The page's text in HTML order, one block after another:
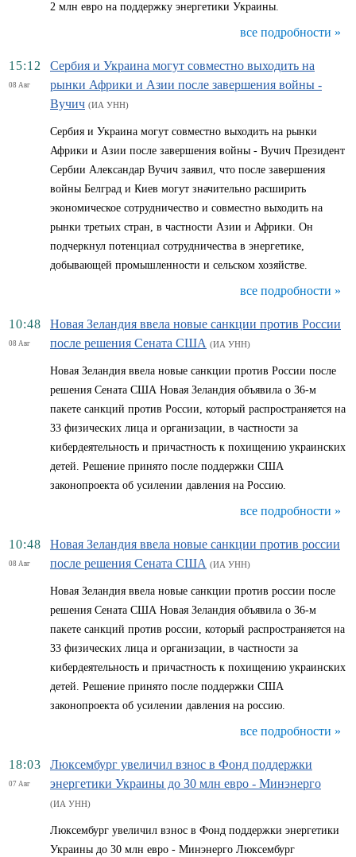
2 млн евро на поддержку энергетики Украины.
все подробности »
15:12
08 Авг
Сербия и Украина могут совместно выходить на
рынки Африки и Азии после завершения войны -
Вучич (ИА УНН)
Сербия и Украина могут совместно выходить на рынки
Африки и Азии после завершения войны - Вучич Президент
Сербии Александар Вучич заявил, что после завершения
войны Белград и Киев могут значительно расширить
экономическое сотрудничество и совместно выходить на
рынки третьих стран, в частности Азии и Африки. Он
подчеркнул потенциал сотрудничества в энергетике,
добывающей промышленности и сельском хозяйстве.
все подробности »
10:48
08 Авг
Новая Зеландия ввела новые санкции против России
после решения Сената США (ИА УНН)
Новая Зеландия ввела новые санкции против России после
решения Сената США Новая Зеландия объявила о 36-м
пакете санкций против России, который распространяется на
33 физических лица и организации, в частности за
кибердеятельность и причастность к похищению украинских
детей. Решение принято после поддержки США
законопроекта об усилении давления на Россию.
все подробности »
10:48
08 Авг
Новая Зеландия ввела новые санкции против россии
после решения Сената США (ИА УНН)
Новая Зеландия ввела новые санкции против россии после
решения Сената США Новая Зеландия объявила о 36-м
пакете санкций против россии, который распространяется на
33 физических лица и организации, в частности за
кибердеятельность и причастность к похищению украинских
детей. Решение принято после поддержки США
законопроекта об усилении давления на россию.
все подробности »
18:03
07 Авг
Люксембург увеличил взнос в Фонд поддержки
энергетики Украины до 30 млн евро - Минэнерго
(ИА УНН)
Люксембург увеличил взнос в Фонд поддержки энергетики
Украины до 30 млн евро - Минэнерго Люксембург